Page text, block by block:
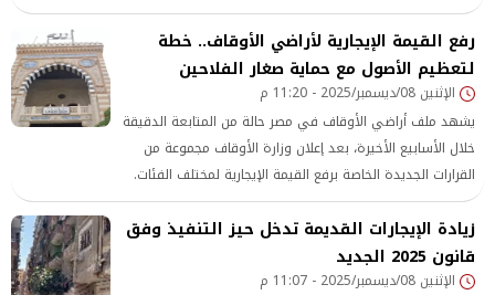
رفع القيمة الإيجارية لأراضي الأوقاف.. خطة
لتعظيم الأصول مع حماية صغار الفلاحين
الإثنين 08/ديسمبر/2025 - 11:20 م
يشهد ملف أراضي الأوقاف في مصر حالة من المتابعة الدقيقة
خلال الأسابيع الأخيرة، بعد إعلان وزارة الأوقاف مجموعة من
القرارات الجديدة الخاصة برفع القيمة الإيجارية لمختلف الفئات.
وبينما أثار القرار تساؤلات واسعة بشأن تأثيره على الفلاحين،
خرجت الوزارة عبر متحدثها الرسمي لتؤكد أن الخطوات الأخيرة
تأتي ضمن رؤية متكاملة تهدف إلى تطوير الأصول وتحسين
إدارتها، دون الإضرار بصغار المزارعين.
زيادة الإيجارات القديمة تدخل حيز التنفيذ وفق
قانون 2025 الجديد
الإثنين 08/ديسمبر/2025 - 11:07 م